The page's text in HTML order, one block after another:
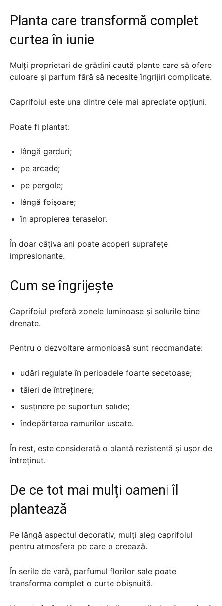
Planta care transformă complet
curtea în iunie
Mulți proprietari de grădini caută plante care să ofere
culoare și parfum fără să necesite îngrijiri complicate.
Caprifoiul este una dintre cele mai apreciate opțiuni.
Poate fi plantat:
lângă garduri;
pe arcade;
pe pergole;
lângă foișoare;
în apropierea teraselor.
În doar câțiva ani poate acoperi suprafețe
impresionante.
Cum se îngrijește
Caprifoiul preferă zonele luminoase și solurile bine
drenate.
Pentru o dezvoltare armonioasă sunt recomandate:
udări regulate în perioadele foarte secetoase;
tăieri de întreținere;
susținere pe suporturi solide;
îndepărtarea ramurilor uscate.
În rest, este considerată o plantă rezistentă și ușor de
întreținut.
De ce tot mai mulți oameni îl
plantează
Pe lângă aspectul decorativ, mulți aleg caprifoiul
pentru atmosfera pe care o creează.
În serile de vară, parfumul florilor sale poate
transforma complet o curte obișnuită.